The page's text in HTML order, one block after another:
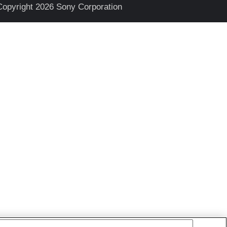
2026 Sony Corporation